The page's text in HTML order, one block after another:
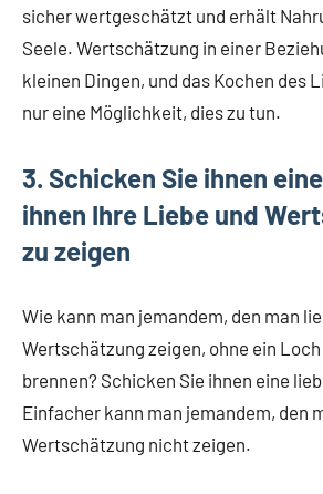
sicher wertgeschätzt und erhält
Seele. Wertschätzung in einer
kleinen Dingen, und das Kochen des
nur eine Möglichkeit, dies zu tun.
3. Schicken Sie ihnen
ihnen Ihre Liebe und
zu zeigen
Wie kann man jemandem, den man
Wertschätzung zeigen, ohne ein
brennen? Schicken Sie ihnen eine
Einfacher kann man jemandem, den
Wertschätzung nicht zeigen.